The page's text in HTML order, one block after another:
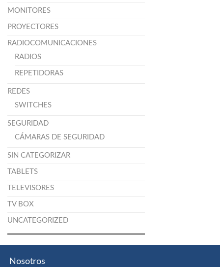
MONITORES
PROYECTORES
RADIOCOMUNICACIONES
RADIOS
REPETIDORAS
REDES
SWITCHES
SEGURIDAD
CÁMARAS DE SEGURIDAD
SIN CATEGORIZAR
TABLETS
TELEVISORES
TV BOX
UNCATEGORIZED
Nosotros